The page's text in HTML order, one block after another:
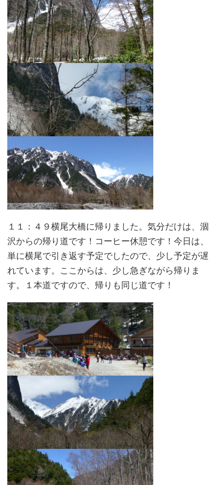
１１：４９横尾大橋に帰りました。気分だけは、涸
沢からの帰り道です！コーヒー休憩です！今日は、
単に横尾で引き返す予定でしたので、少し予定が遅
れています。ここからは、少し急ぎながら帰りま
す。１本道ですので、帰りも同じ道です！